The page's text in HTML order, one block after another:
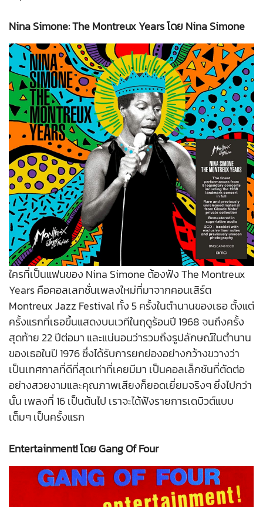
Nina Simone: The Montreux Years โดย Nina Simone
ใครที่เป็นแฟนของ Nina Simone ต้องฟัง The Montreux
Years คือคอลเลกชั่นเพลงใหม่ที่มาจากคอนเสิร์ต
Montreux Jazz Festival ทั้ง 5 ครั้งในตำนานของเธอ ตั้งแต่
ครั้งแรกที่เธอขึ้นแสดงบนเวทีในฤดูร้อนปี 1968 จนถึงครั้ง
สุดท้าย 22 ปีต่อมา และแน่นอนว่ารวมถึงรูปลักษณ์ในตำนาน
ของเธอในปี 1976 ซึ่งได้รับการยกย่องอย่างกว้างขวางว่า
เป็นเทศกาลที่ดีที่สุดเท่าที่เคยมีมา เป็นคอลเล็กชันที่ตัดต่อ
อย่างสวยงามและคุณภาพเสียงก็ยอดเยี่ยมจริงๆ ยิ่งไปกว่า
นั้น เพลงที่ 16 เป็นต้นไป เราจะได้ฟังรายการเดบิวต์แบบ
เต็มๆ เป็นครั้งแรก
Entertainment! โดย Gang Of Four